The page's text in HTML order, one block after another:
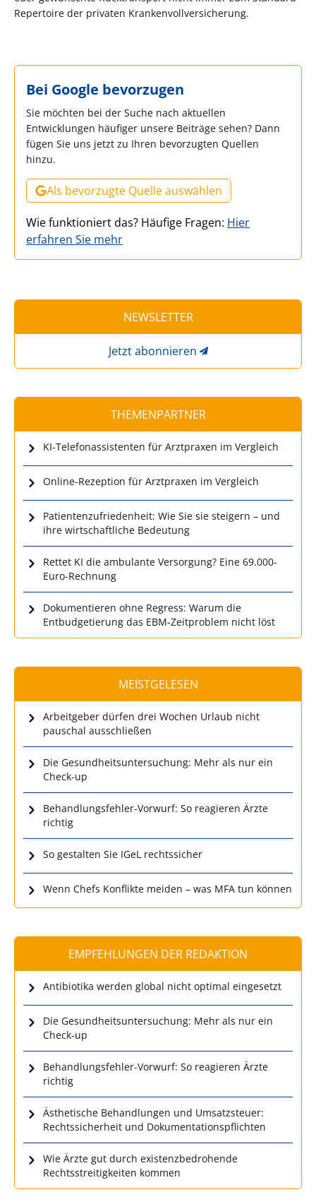
Repertoire der privaten Krankenvollversicherung.
Bei Google bevorzugen
Sie möchten bei der Suche nach aktuellen
Entwicklungen häufiger unsere Beiträge sehen? Dann
fügen Sie uns jetzt zu Ihren bevorzugten Quellen
hinzu.
Als bevorzugte Quelle auswählen
Wie funktioniert das? Häufige Fragen: Hier
erfahren Sie mehr
NEWSLETTER
Jetzt abonnieren
THEMENPARTNER
KI-Telefonassistenten für Arztpraxen im Vergleich
Online-Rezeption für Arztpraxen im Vergleich
Patientenzufriedenheit: Wie Sie sie steigern – und
ihre wirtschaftliche Bedeutung
Rettet KI die ambulante Versorgung? Eine 69.000-
Euro-Rechnung
Dokumentieren ohne Regress: Warum die
Entbudgetierung das EBM-Zeitproblem nicht löst
MEISTGELESEN
Arbeitgeber dürfen drei Wochen Urlaub nicht
pauschal ausschließen
Die Gesundheitsuntersuchung: Mehr als nur ein
Check-up
Behandlungsfehler-Vorwurf: So reagieren Ärzte
richtig
So gestalten Sie IGeL rechtssicher
Wenn Chefs Konflikte meiden – was MFA tun können
EMPFEHLUNGEN DER REDAKTION
Antibiotika werden global nicht optimal eingesetzt
Die Gesundheitsuntersuchung: Mehr als nur ein
Check-up
Behandlungsfehler-Vorwurf: So reagieren Ärzte
richtig
Ästhetische Behandlungen und Umsatzsteuer:
Rechtssicherheit und Dokumentationspflichten
Wie Ärzte gut durch existenzbedrohende
Rechtsstreitigkeiten kommen